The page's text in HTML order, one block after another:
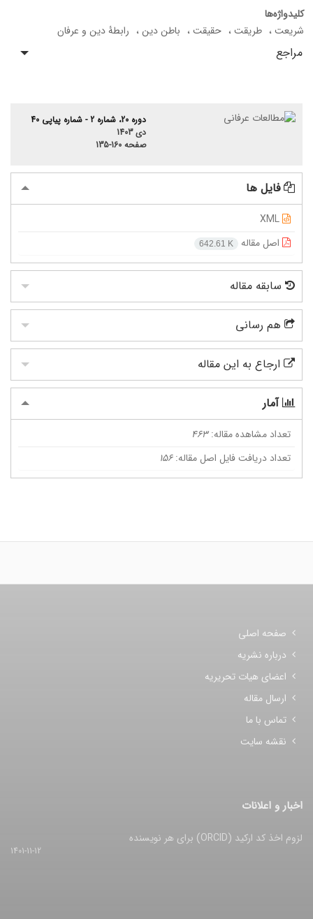
کلیدواژه‌ها
شریعت
طریقت حقیقت باطن دین رابطۀ دین و عرفان
مراجع
دوره 20، شماره 2 - شماره پیاپی 40
دی 1403
صفحه 135-160
فایل ها
اصل مقاله
642.61 K
سابقه مقاله
هم رسانی
ارجاع به این مقاله
آمار
تعداد مشاهده مقاله:463
تعداد دریافت فایل اصل مقاله:156
صفحه اصلی
درباره نشریه
اعضای هیات تحریریه
ارسال مقاله
تماس با ما
نقشه سایت
اخبار و اعلانات
لزوم اخذ کد ارکید (ORCID) برای هر نویسنده
1401-11-12